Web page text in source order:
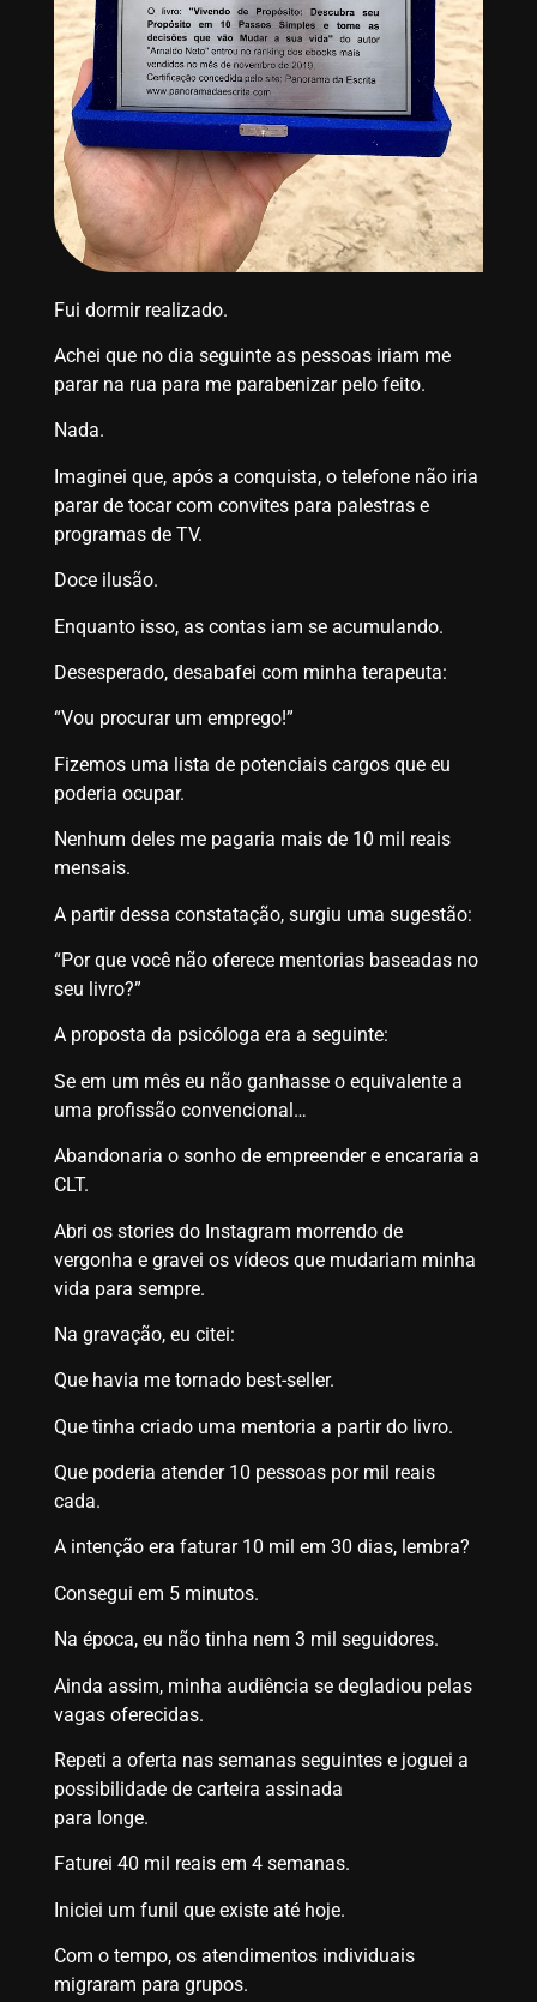
Fui dormir realizado.
Achei que no dia seguinte as pessoas iriam me
parar na rua para me parabenizar pelo feito.
Nada.
Imaginei que, após a conquista, o telefone não iria
parar de tocar com convites para palestras e
programas de TV.
Doce ilusão.
Enquanto isso, as contas iam se acumulando.
Desesperado, desabafei com minha terapeuta:
“Vou procurar um emprego!”
Fizemos uma lista de potenciais cargos que eu
poderia ocupar.
Nenhum deles me pagaria mais de 10 mil reais
mensais.
A partir dessa constatação, surgiu uma sugestão:
“Por que você não oferece mentorias baseadas no
seu livro?”
A proposta da psicóloga era a seguinte:
Se em um mês eu não ganhasse o equivalente a
uma profissão convencional…
Abandonaria o sonho de empreender e encararia a
CLT.
Abri os stories do Instagram morrendo de
vergonha e gravei os vídeos que mudariam minha
vida para sempre.
Na gravação, eu citei:
Que havia me tornado best-seller.
Que tinha criado uma mentoria a partir do livro.
Que poderia atender 10 pessoas por mil reais
cada.
A intenção era faturar 10 mil em 30 dias, lembra?
Consegui em 5 minutos.
Na época, eu não tinha nem 3 mil seguidores.
Ainda assim, minha audiência se degladiou pelas
vagas oferecidas.
Repeti a oferta nas semanas seguintes e joguei a
possibilidade de carteira assinada
para longe.
Faturei 40 mil reais em 4 semanas.
Iniciei um funil que existe até hoje.
Com o tempo, os atendimentos individuais
migraram para grupos.